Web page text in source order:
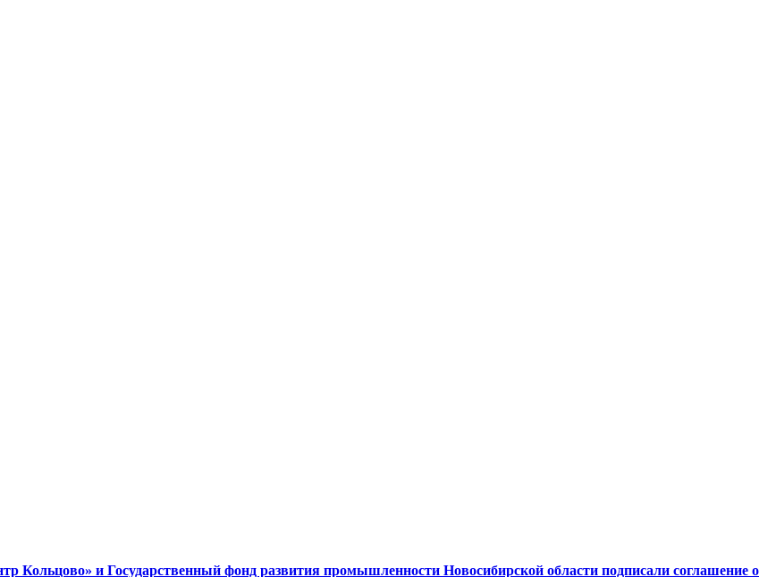
Кольцово» и Государственный фонд развития промышленности Новосибирской области подписали соглашение о